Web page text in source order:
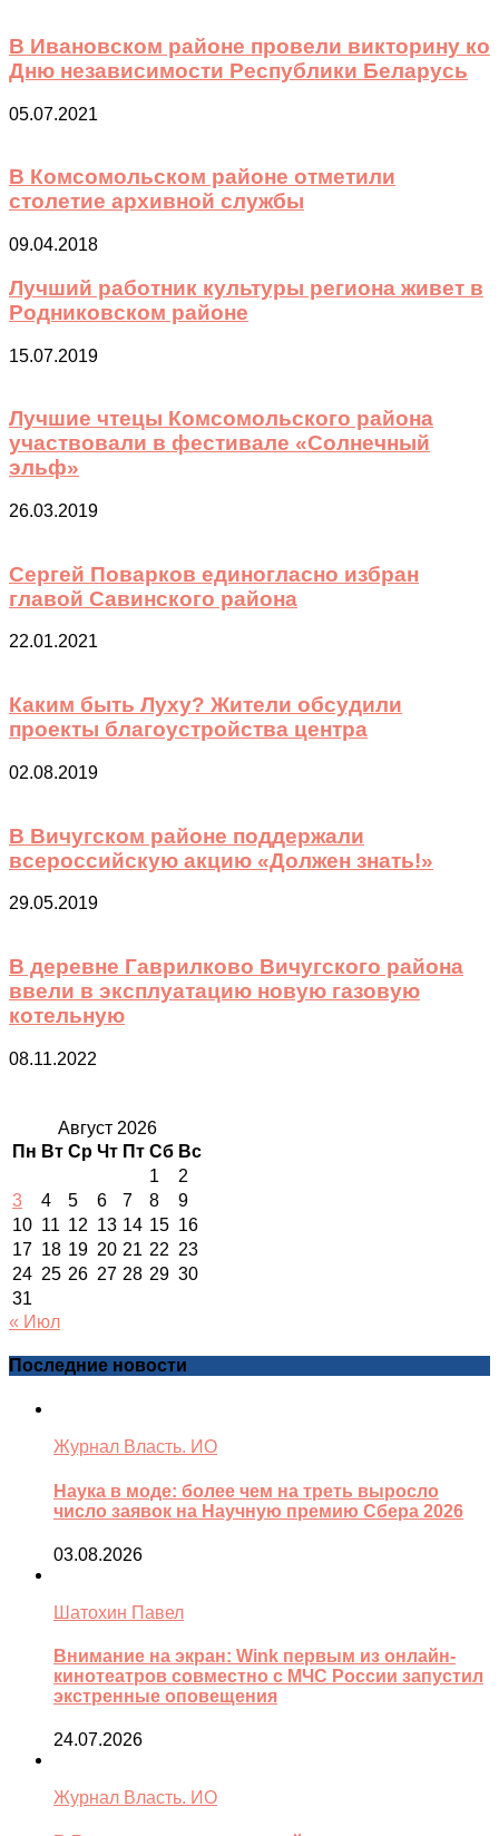
В Ивановском районе провели викторину ко
Дню независимости Республики Беларусь
05.07.2021
В Комсомольском районе отметили
столетие архивной службы
09.04.2018
Лучший работник культуры региона живет в
Родниковском районе
15.07.2019
Лучшие чтецы Комсомольского района
участвовали в фестивале «Солнечный
эльф»
26.03.2019
Сергей Поварков единогласно избран
главой Савинского района
22.01.2021
Каким быть Луху? Жители обсудили
проекты благоустройства центра
02.08.2019
В Вичугском районе поддержали
всероссийскую акцию «Должен знать!»
29.05.2019
В деревне Гаврилково Вичугского района
ввели в эксплуатацию новую газовую
котельную
08.11.2022
Август 2026
Пн Вт Ср Чт Пт Сб Вс
1
2
3
4 5 6 7 8
9
10 11 12 13 14 15 16
17 18 19 20 21 22 23
24 25 26 27 28 29 30
31
« Июл
Последние новости
Журнал Власть. ИО
Наука в моде: более чем на треть выросло
число заявок на Научную премию Сбера 2026
03.08.2026
Шатохин Павел
Внимание на экран: Wink первым из онлайн-
кинотеатров совместно с МЧС России запустил
экстренные оповещения
24.07.2026
Журнал Власть. ИО